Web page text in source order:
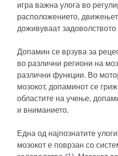
игра важна улога во
расположението,
доживуваат задоволството
Допамин се врзува за
во различни региони на
различни функции. Во
мозокот, допаминот се
областите на учење,
и вниманието.
Една од најпознатите
мозокот е поврзан со